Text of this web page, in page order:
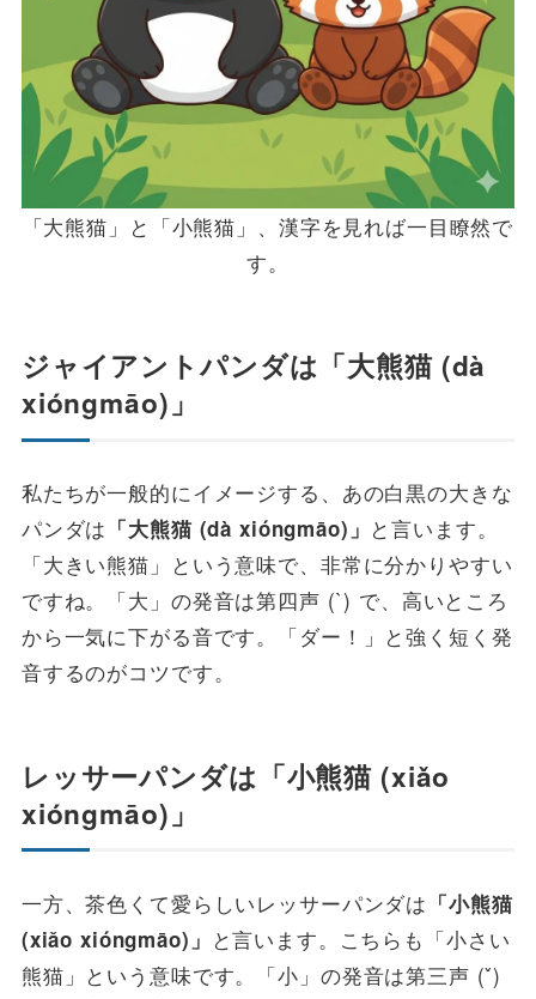
「大熊猫」と「小熊猫」、漢字を見れば一目瞭然で
す。
ジャイアントパンダは「大熊猫 (dà
xióngmāo)」
私たちが一般的にイメージする、あの白黒の大きな
パンダは 「大熊猫 (dà xióngmāo)」 と言います。
「大きい熊猫」という意味で、非常に分かりやすい
ですね。「大」の発音は第四声 (`) で、高いところ
から一気に下がる音です。「ダー！」と強く短く発
音するのがコツです。
レッサーパンダは「小熊猫 (xiǎo
xióngmāo)」
一方、茶色くて愛らしいレッサーパンダは 「小熊猫
(xiǎo xióngmāo)」 と言います。こちらも「小さい
熊猫」という意味です。「小」の発音は第三声 (ˇ)